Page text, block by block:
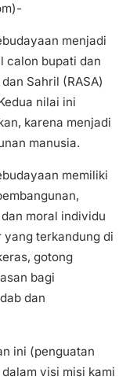
menjadi
calon bupati dan
Sahril (RASA)
nilai ini
karena menjadi
manusia.
memiliki
moral individu
terkandung di
gotong
bagi
dan
ini (penguatan
visi misi kami